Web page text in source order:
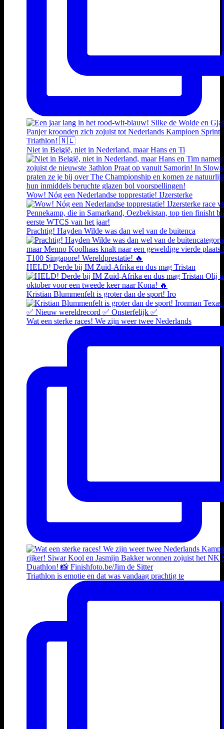
Niet in België, niet in Nederland, maar Hans en Ti
Wow! Nóg een Nederlandse topprestatie! IJzersterke
Prachtig! Hayden Wilde was dan wel van de buitenca
HELD! Derde bij IM Zuid-Afrika en dus mag Tristan
Kristian Blummenfelt is groter dan de sport! Iro
Wat een sterke races! We zijn weer twee Nederlands
Triathlon is emotie en dat was vandaag prachtig te